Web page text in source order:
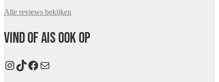
Alle reviews bekijken
Vind Of Ais ook op
Instagram
TikTok
Facebook
E-mail